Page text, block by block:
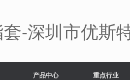
-深圳市优斯
产品中心 重点行业